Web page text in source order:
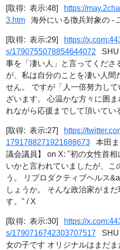
[取得: 表示:48]
https://
3.htm 海外にいる徴兵対象の -
[取得: 表示:29]
https://
s/1790755078854644072 SHU
事を「凄い人」と言ってくださ
が、私は自分のことを凄い人間
せん。 ですが「人一倍努力し
ざいます。 心温かな方々に囲
れながら応援までして頂いてい
[取得: 表示:27]
https://
1791788271921688673 本田ま
議会議員】 on X: "初の女性首
いかと言われていましたが、こ
う。 リプロダクティブヘルス
しょうか。 そんな政治家がま
す。" / X
[取得: 表示:30]
https://
s/1790716742303707517 SHU
女の子です オリジナルはまだ